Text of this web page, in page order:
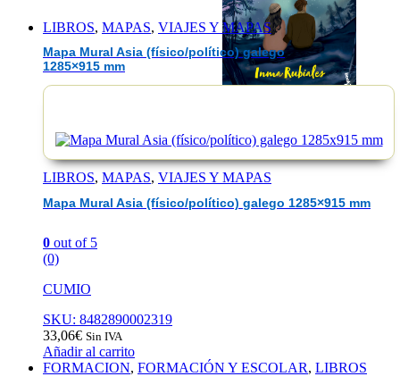
LIBROS, MAPAS, VIAJES Y MAPAS
Mapa Mural Asia (físico/político) galego
1285×915 mm
LIBROS, MAPAS, VIAJES Y MAPAS
Mapa Mural Asia (físico/político) galego 1285×915 mm
0 out of 5
(0)
CUMIO
SKU: 8482890002319
33,06€ Sin IVA
Añadir al carrito
FORMACION, FORMACIÓN Y ESCOLAR, LIBROS